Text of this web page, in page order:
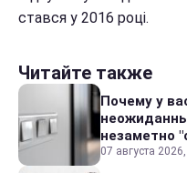
стався у 2016 році.
Читайте также
Почему у
незаметно
07 августа